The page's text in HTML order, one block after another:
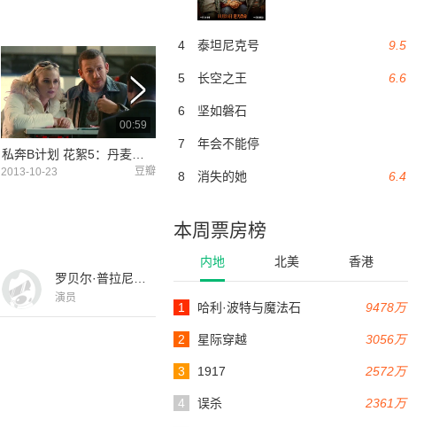
9.5
4 泰坦尼克号
6.6
5 长空之王
6 坚如磐石
7 年会不能停
6.4
8 消失的她
本周票房榜
内地 北美 香港
9478万
1 哈利·波特与魔法石
3056万
2 星际穿越
2572万
3 1917
2361万
4 误杀
00:59
2013-10-23 豆瓣 2013-10-23 2013-10-23
演员